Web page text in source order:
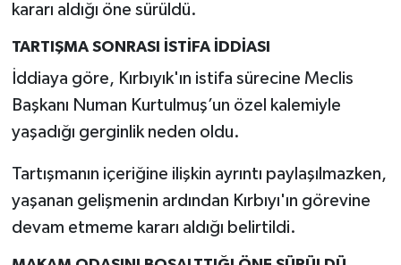
kararı aldığı öne sürüldü.
TARTIŞMA SONRASI İSTİFA İDDİASI
İddiaya göre, Kırbıyık'ın istifa sürecine Meclis
Başkanı Numan Kurtulmuş’un özel kalemiyle
yaşadığı gerginlik neden oldu.
Tartışmanın içeriğine ilişkin ayrıntı paylaşılmazken,
yaşanan gelişmenin ardından Kırbıyı'ın görevine
devam etmeme kararı aldığı belirtildi.